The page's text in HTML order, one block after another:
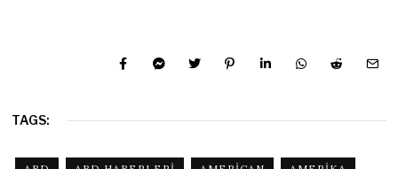
TAGS: